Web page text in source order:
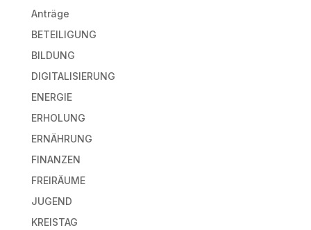
Anträge
BETEILIGUNG
BILDUNG
DIGITALISIERUNG
ENERGIE
ERHOLUNG
ERNÄHRUNG
FINANZEN
FREIRÄUME
JUGEND
KREISTAG